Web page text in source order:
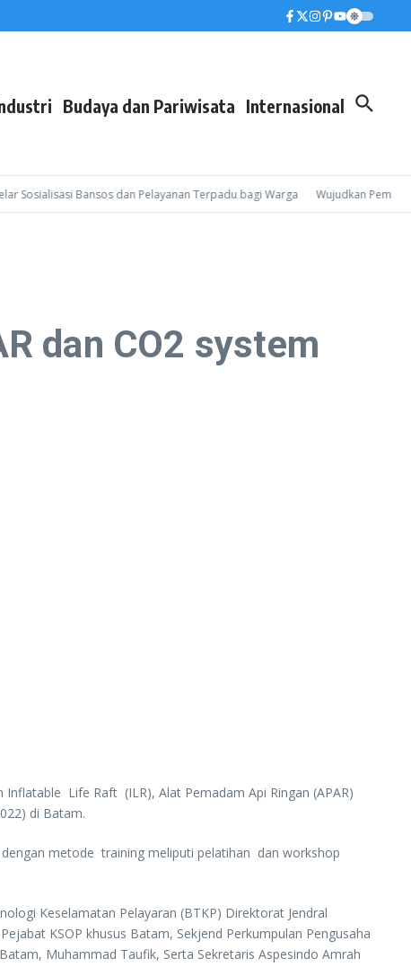
Budaya dan Pariwisata Internasional
Bansos dan Pelayanan Terpadu bagi Warga Wujudkan Pembinaan
dan CO2 system
Life Raft (ILR), Alat Pemadam Api Ringan (APAR)
di Batam.
metode training meliputi pelatihan dan workshop
Keselamatan Pelayaran (BTKP) Direktorat Jendral
KSOP khusus Batam, Sekjend Perkumpulan Pengusaha
Muhammad Taufik, Serta Sekretaris Aspesindo Amrah